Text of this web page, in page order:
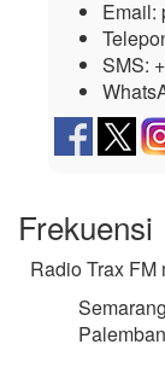
Email:
SMS:
Frekuensi
Radio Trax FM